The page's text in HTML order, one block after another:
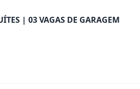
| 03 VAGAS DE GARAGEM